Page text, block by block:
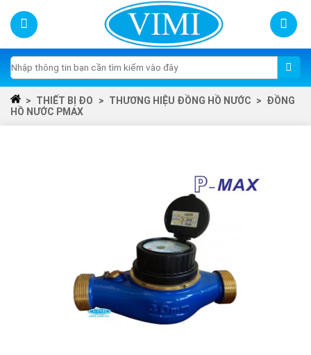
Skip
content
Tìm
kiếm:
> THIẾT BỊ ĐO > THƯƠNG HIỆU ĐỒNG HỒ NƯỚC > ĐỒNG
HỒ NƯỚC PMAX